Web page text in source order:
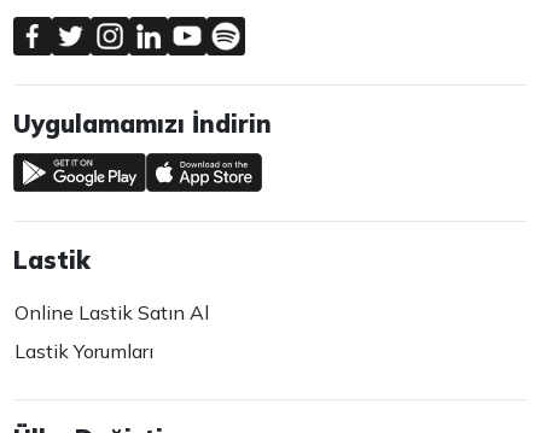
Uygulamamızı İndirin
Lastik
Online Lastik Satın Al
Lastik Yorumları